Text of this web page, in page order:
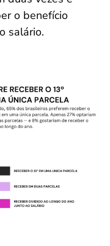
o benefício
salário.